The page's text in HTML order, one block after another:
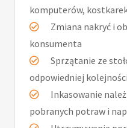
komputerów,
Zmiana nakryć i
konsumenta
Sprzątanie ze
odpowiedniej
Inkasowanie
pobranych potraw i